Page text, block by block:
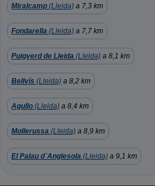
Miralcamp (Lleida) a 7,3 km
Fondarella (Lleida) a 7,7 km
Puigverd de Lleida (Lleida) a 8,1 km
Bellvís (Lleida) a 8,2 km
Agullo (Lleida) a 8,4 km
Mollerussa (Lleida) a 8,9 km
El Palau d´Anglesola (Lleida) a 9,1 km